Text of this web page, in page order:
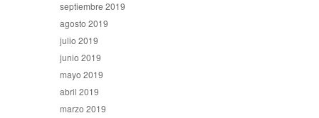
septiembre 2019
agosto 2019
julio 2019
junio 2019
mayo 2019
abril 2019
marzo 2019